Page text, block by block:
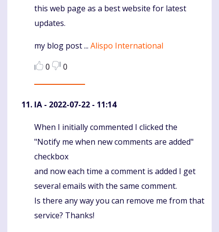
this web page as a best website for latest
updates.
my blog post ... Alispo International
0
0
IA - 2022-07-22 - 11:14
Komentaras
When I initially commented I clicked the
"Notify me when new comments are added"
checkbox
and now each time a comment is added I get
several emails with the same comment.
Is there any way you can remove me from that
service? Thanks!